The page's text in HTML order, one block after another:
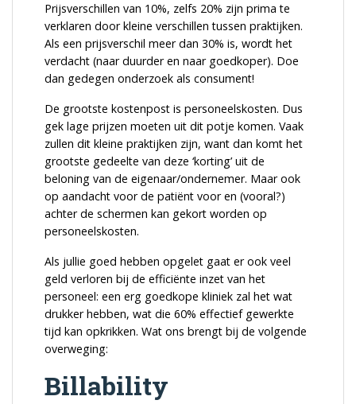
Prijsverschillen van 10%, zelfs 20% zijn prima te
verklaren door kleine verschillen tussen praktijken.
Als een prijsverschil meer dan 30% is, wordt het
verdacht (naar duurder en naar goedkoper). Doe
dan gedegen onderzoek als consument!
De grootste kostenpost is personeelskosten. Dus
gek lage prijzen moeten uit dit potje komen. Vaak
zullen dit kleine praktijken zijn, want dan komt het
grootste gedeelte van deze ‘korting’ uit de
beloning van de eigenaar/ondernemer. Maar ook
op aandacht voor de patiënt voor en (vooral?)
achter de schermen kan gekort worden op
personeelskosten.
Als jullie goed hebben opgelet gaat er ook veel
geld verloren bij de efficiënte inzet van het
personeel: een erg goedkope kliniek zal het wat
drukker hebben, wat die 60% effectief gewerkte
tijd kan opkrikken. Wat ons brengt bij de volgende
overweging:
Billability